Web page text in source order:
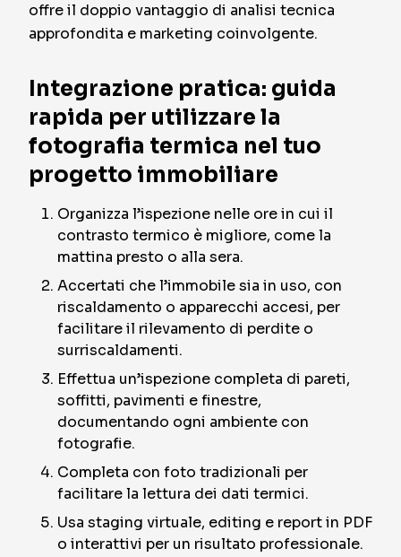
offre il doppio vantaggio di analisi tecnica
approfondita e marketing coinvolgente.
Integrazione pratica: guida
rapida per utilizzare la
fotografia termica nel tuo
progetto immobiliare
Organizza l’ispezione nelle ore in cui il
contrasto termico è migliore, come la
mattina presto o alla sera.
Accertati che l’immobile sia in uso, con
riscaldamento o apparecchi accesi, per
facilitare il rilevamento di perdite o
surriscaldamenti.
Effettua un’ispezione completa di pareti,
soffitti, pavimenti e finestre,
documentando ogni ambiente con
fotografie.
Completa con foto tradizionali per
facilitare la lettura dei dati termici.
Usa staging virtuale, editing e report in PDF
o interattivi per un risultato professionale.